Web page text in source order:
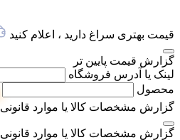
قیمت بهتری سراغ دارید ، اعلام کنید
گزارش قیمت پایین تر
لینک یا آدرس فروشگاه
محصول
گزارش مشخصات کالا یا موارد قانونی
گزارش مشخصات کالا یا موارد قانونی